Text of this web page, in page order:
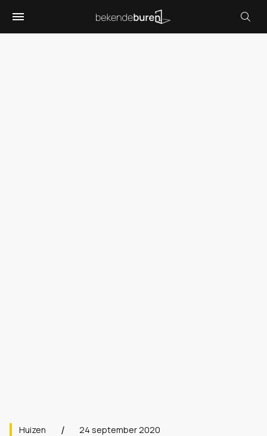
Huizen 24 september 2020